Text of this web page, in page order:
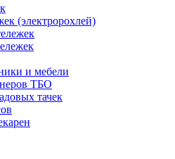
(электророхлей)
и мебели
ТБО
тачек